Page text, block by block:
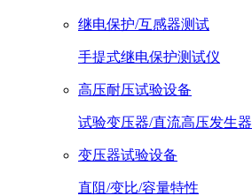
继电保护/互感器测试
手提式继电保护测试仪
高压耐压试验设备
试验变压器/直流高压发生器
变压器试验设备
直阻/变比/容量特性